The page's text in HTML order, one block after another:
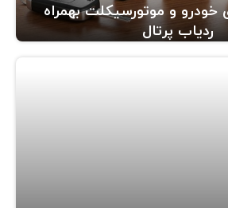
خودرو و موتورسیکلت بهمراه
ردیاب پرتال